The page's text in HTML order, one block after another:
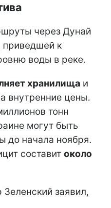
через Дунай
приведшей к
воды в реке.
хранилища и
внутренние цены.
тонн
могут быть
до начала ноября.
составит около
заявил,